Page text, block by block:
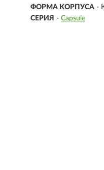
ФОРМА КОРПУСА -
СЕРИЯ - Capsule